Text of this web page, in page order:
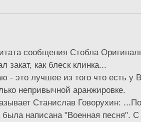
сообщения Стобла
закат, как блеск клинка...
- это лучшее из того что есть у
непривычной аранжировке.
Станислав Говорухин:
была написана "Военная песня". С